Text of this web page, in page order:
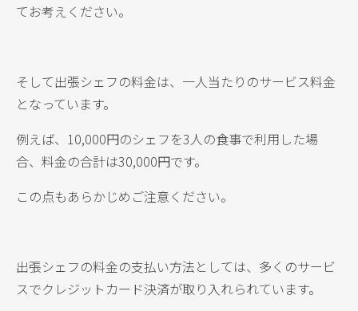
てお考えください。
そして出張シェフの料金は、一人当たりのサービス料金
となっています。
例えば、10,000円のシェフを3人の食事で利用した場
合、料金の合計は30,000円です。
この点もあらかじめご注意ください。
出張シェフの料金の支払い方法としては、多くのサービ
スでクレジットカード決済が取り入れられています。